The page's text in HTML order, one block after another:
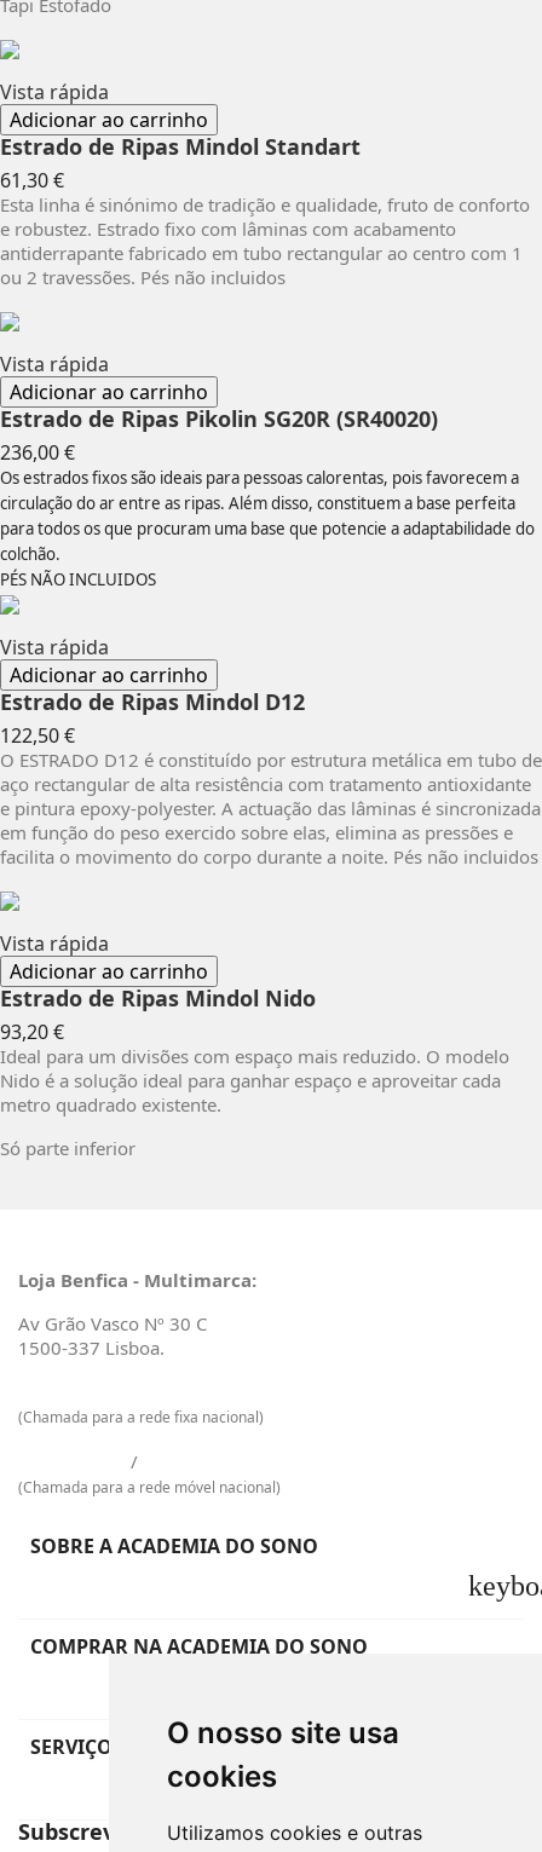
O nosso site usa
cookies
Utilizamos cookies e outras
Vista rápida
Adicionar ao carrinho
Estrado de Ripas Mindol Standart
61,30 €Preço
Esta linha é sinónimo de tradição e qualidade, fruto de conforto
e robustez. Estrado fixo com lâminas com acabamento
antiderrapante fabricado em tubo rectangular ao centro com 1
ou 2 travessões. Pés não incluidos
Vista rápida
Adicionar ao carrinho
Estrado de Ripas Pikolin SG20R (SR40020)
236,00 €Preço
Os estrados fixos são ideais para pessoas calorentas, pois favorecem a
circulação do ar entre as ripas. Além disso, constituem a base perfeita
para todos os que procuram uma base que potencie a adaptabilidade do
colchão.
PÉS NÃO INCLUIDOS
Vista rápida
Adicionar ao carrinho
Estrado de Ripas Mindol D12
122,50 €Preço
O ESTRADO D12 é constituído por estrutura metálica em tubo de
aço rectangular de alta resistência com tratamento antioxidante
e pintura epoxy-polyester. A actuação das lâminas é sincronizada
em função do peso exercido sobre elas, elimina as pressões e
facilita o movimento do corpo durante a noite. Pés não incluidos
Vista rápida
Adicionar ao carrinho
Estrado de Ripas Mindol Nido
93,20 €Preço
Ideal para um divisões com espaço mais reduzido. O modelo
Nido é a solução ideal para ganhar espaço e aproveitar cada
metro quadrado existente.
Só parte inferior
Loja Benfica - Multimarca:
Av Grão Vasco Nº 30 C
1500-337 Lisboa.
(Chamada para a rede fixa nacional)
/
(Chamada para a rede móvel nacional)
SOBRE A ACADEMIA DO SONO
COMPRAR NA ACADEMIA DO SONO
SERVIÇO DE APOIO AO CLIENTE
Subscreva a Newsletter